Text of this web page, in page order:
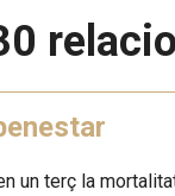
un terç la